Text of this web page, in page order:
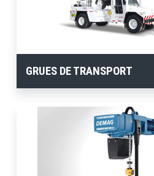
GRUES DE TRANSPORT